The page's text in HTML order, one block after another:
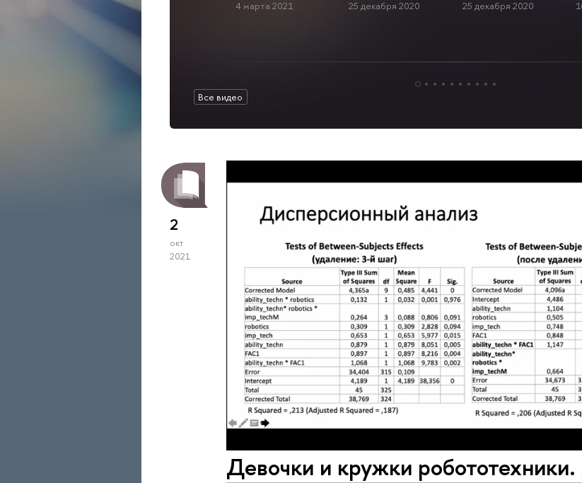
4 марта 2021
25 декабря 2020
25 декабря 2020
Все видео
2
окт
2021
Девочки и кружки